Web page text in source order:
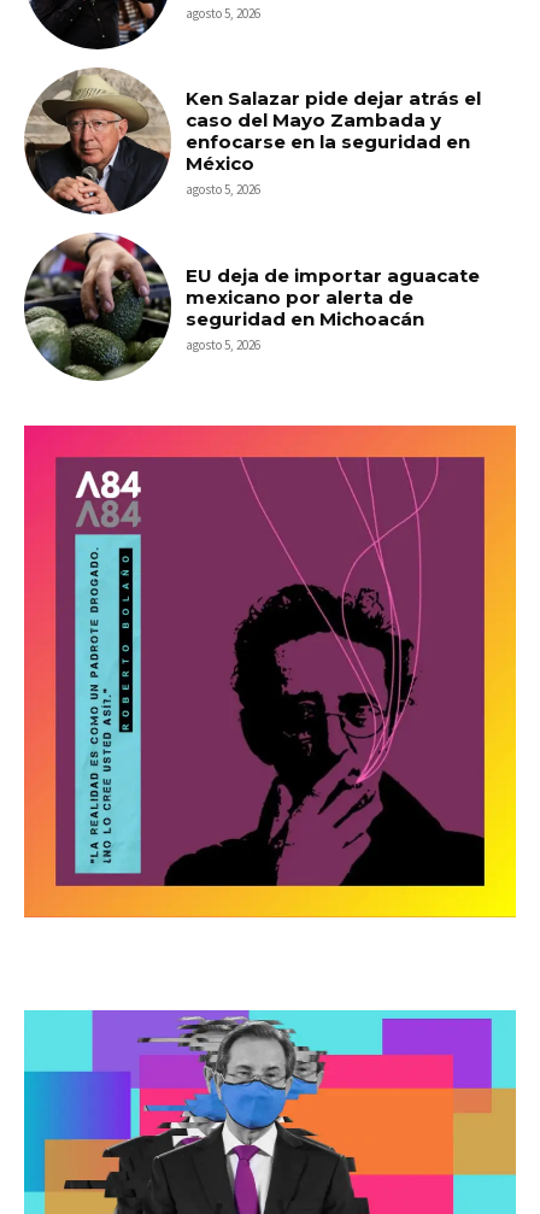
agosto 5, 2026
Ken Salazar pide dejar atrás el
caso del Mayo Zambada y
enfocarse en la seguridad en
México
agosto 5, 2026
EU deja de importar aguacate
mexicano por alerta de
seguridad en Michoacán
agosto 5, 2026